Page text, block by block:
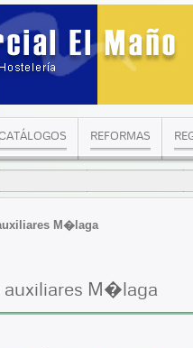
REFORMAS
M�laga
auxiliares M�laga